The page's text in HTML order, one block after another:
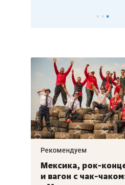
Рекомендуем
Мексика, рок-
и вагон с чак-